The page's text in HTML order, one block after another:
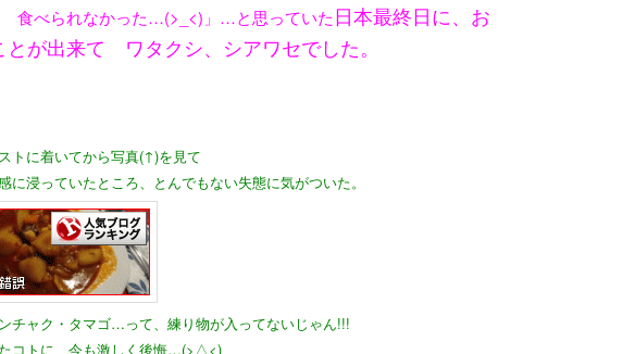
食べられなかった…(>_<)」…と思っていた日本最終日に、お
とが出来て ワタクシ、シアワセでした。
トに着いてから写真(↑)を見て
に浸っていたところ、とんでもない失態に気がついた。
チャク・タマゴ…って、練り物が入ってないじゃん!!!
たコトに 今も激しく後悔…(>△<)